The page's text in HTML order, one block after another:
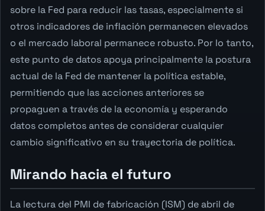
sobre la Fed para reducir las tasas, especialmente si
otros indicadores de inflación permanecen elevados
o el mercado laboral permanece robusto. Por lo tanto,
este punto de datos apoya principalmente la postura
actual de la Fed de mantener la política estable,
permitiendo que las acciones anteriores se
propaguen a través de la economía y esperando
datos completos antes de considerar cualquier
cambio significativo en su trayectoria de política.
Mirando hacia el futuro
La lectura del PMI de fabricación (ISM) de abril de